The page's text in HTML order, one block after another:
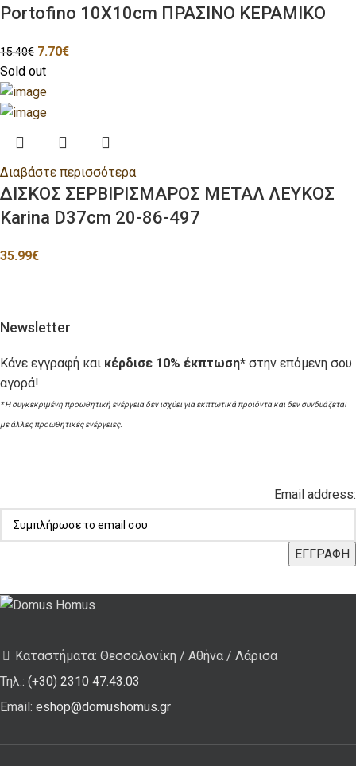
Portofino 10X10cm ΠΡΑΣΙΝΟ ΚΕΡΑΜΙΚΟ
15.40€ 7.70€
Sold out
Διαβάστε περισσότερα
ΔΙΣΚΟΣ ΣΕΡΒΙΡΙΣΜΑΡΟΣ ΜΕΤΑΛ ΛΕΥΚΟΣ
Karina D37cm 20-86-497
35.99€
Newsletter
Κάνε εγγραφή και κέρδισε 10% έκπτωση* στην επόμενη σου
αγορά!
* Η συγκεκριμένη προωθητική ενέργεια δεν ισχύει για εκπτωτικά προϊόντα και δεν συνδυάζεται
με άλλες προωθητικές ενέργειες.
Email address:
Καταστήματα: Θεσσαλονίκη / Αθήνα / Λάρισα
Τηλ.: (+30) 2310 47.43.03
Email: eshop@domushomus.gr